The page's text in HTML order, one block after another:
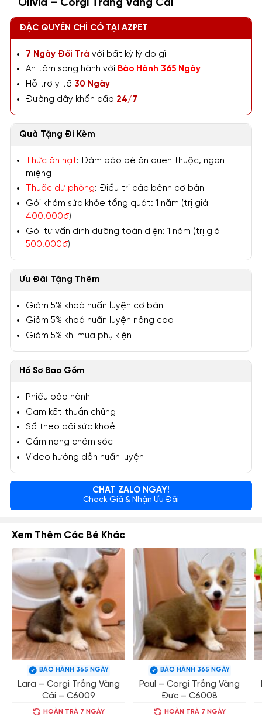
Olivia – Corgi Trắng Vàng Cái
ĐẶC QUYỀN CHỈ CÓ TẠI AZPET
7 Ngày Đổi Trả với bất kỳ lý do gì
An tâm song hành với Bảo Hành 365 Ngày
Hỗ trợ y tế 30 Ngày
Đường dây khẩn cấp 24/7
Quà Tặng Đi Kèm
Thức ăn hạt: Đảm bảo bé ăn quen thuộc, ngon
miệng
Thuốc dự phòng: Điều trị các bệnh cơ bản
Gói khám sức khỏe tổng quát: 1 năm (trị giá
400.000đ)
Gói tư vấn dinh dưỡng toàn diện: 1 năm (trị giá
500.000đ)
Ưu Đãi Tặng Thêm
Giảm 5% khoá huấn luyện cơ bản
Giảm 5% khoá huấn luyện nâng cao
Giảm 5% khi mua phụ kiện
Hồ Sơ Bao Gồm
Phiếu bảo hành
Cam kết thuần chủng
Sổ theo dõi sức khoẻ
Cẩm nang chăm sóc
Video hướng dẫn huấn luyện
CHAT ZALO NGAY!
Check Giá & Nhận Ưu Đãi
Xem Thêm Các Bé Khác
BẢO HÀNH 365 NGÀY
Lara – Corgi Trắng Vàng
Cái – C6009
HOÀN TRẢ 7 NGÀY
BẢO HÀNH 365 NGÀY
Paul – Corgi Trắng Vàng
Đực – C6008
HOÀN TRẢ 7 NGÀY